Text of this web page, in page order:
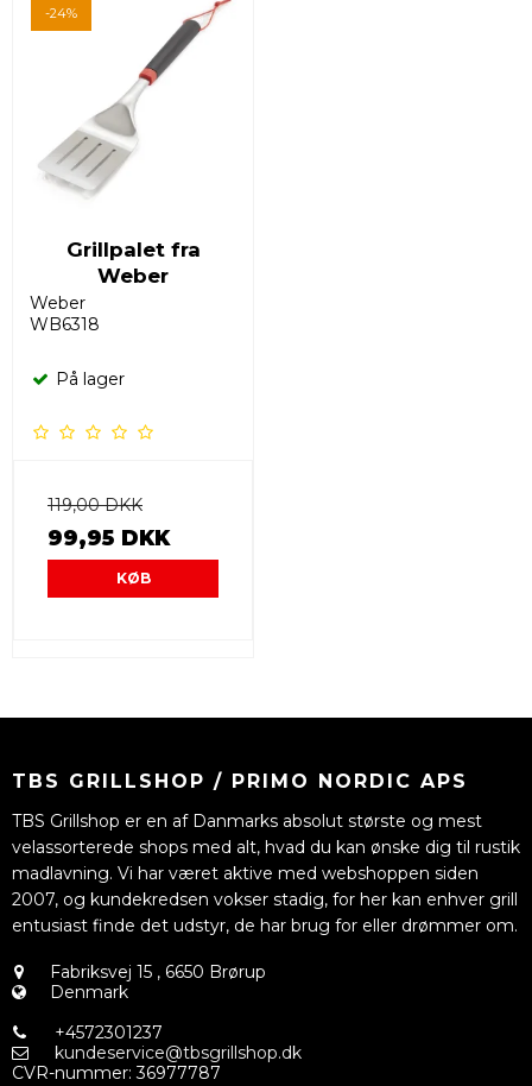
-24%
Grillpalet fra
Weber
Weber
WB6318
På lager
119,00 DKK
99,95 DKK
KØB
TBS GRILLSHOP / PRIMO NORDIC APS
TBS Grillshop er en af Danmarks absolut største og mest
velassorterede shops med alt, hvad du kan ønske dig til rustik
madlavning. Vi har været aktive med webshoppen siden
2007, og kundekredsen vokser stadig, for her kan enhver grill
entusiast finde det udstyr, de har brug for eller drømmer om.
Fabriksvej 15 , 6650 Brørup
Denmark
+4572301237
kundeservice@tbsgrillshop.dk
CVR-nummer: 36977787